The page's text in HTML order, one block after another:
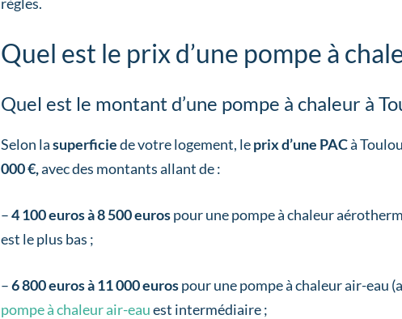
Quel est le prix d’une pompe à
Quel est le montant d’une pompe à chaleur à
Selon lasuperficiede votre logement, leprix d’une PACà
000 €,avec des montants allant de :
–4 100 euros à 8 500 eurospour une pompe à chaleur
est le plus bas ;
–6 800 euros à 11 000 eurospour une pompe à chaleur air-eau
pompe à chaleur air-eauest intermédiaire ;